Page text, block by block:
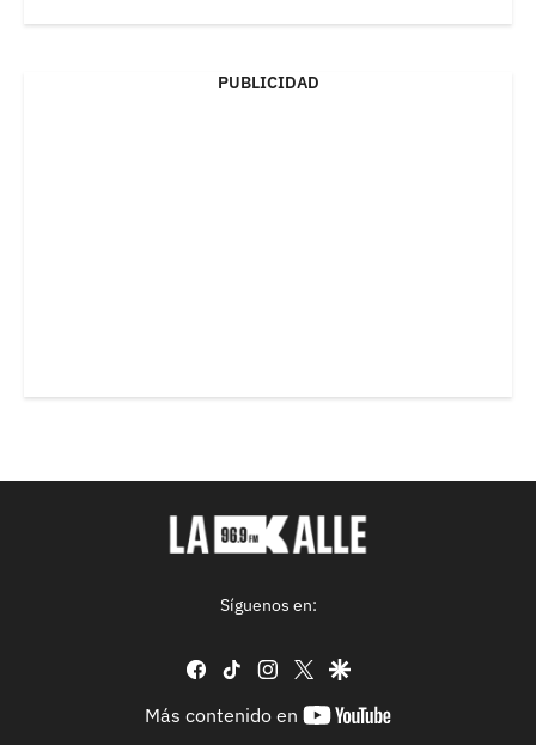
PUBLICIDAD
Síguenos en:
facebook
tiktok instagram
twittergoogle
Más contenido en
youtube-